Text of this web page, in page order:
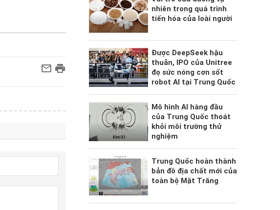
nhiên trong quá trình
tiến hóa của loài người
Được DeepSeek hậu
thuẫn, IPO của Unitree
đọ sức nóng cơn sốt
robot AI tại Trung Quốc
Mô hình AI hàng đầu
của Trung Quốc thoát
khỏi môi trường thử
nghiệm
Trung Quốc hoàn thành
bản đồ địa chất mới của
toàn bộ Mặt Trăng